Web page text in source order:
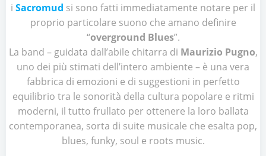
i Sacromud si sono fatti immediatamente notare per il
proprio particolare suono che amano definire
“overground Blues”.
La band – guidata dall’abile chitarra di Maurizio Pugno,
uno dei più stimati dell’intero ambiente – è una vera
fabbrica di emozioni e di suggestioni in perfetto
equilibrio tra le sonorità della cultura popolare e ritmi
moderni, il tutto frullato per ottenere la loro ballata
contemporanea, sorta di suite musicale che esalta pop,
blues, funky, soul e roots music.